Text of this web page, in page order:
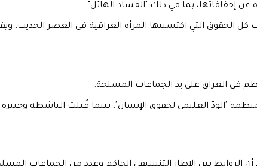
كل الحقوق التي اكتسبتها المرأة العراقية في العصر الحديث،
في العراق على يد الجماعات المسلحة.
"الودّ العليمي لحقوق الإنسان"، بينما قُتلت الناشطة